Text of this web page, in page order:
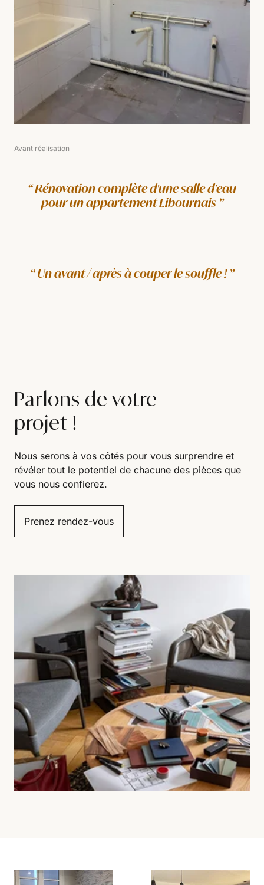
Avant réalisation
Rénovation complète d'une salle d'eau
pour un appartement Libournais
Un avant / après à couper le souffle !
Parlons de votre
projet !
Nous serons à vos côtés pour vous surprendre et
révéler tout le potentiel de chacune des pièces que
vous nous confierez.
Prenez rendez-vous